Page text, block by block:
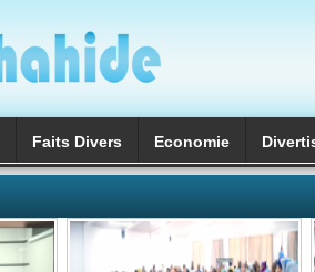
Faits Divers Economie